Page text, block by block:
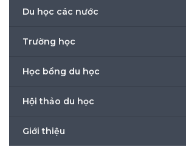
Du học các nước
Trường học
Học bổng du học
Hội thảo du học
Giới thiệu